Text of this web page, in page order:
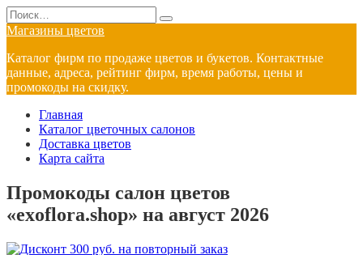
Перейти
к
содержанию
Search
for:
Магазины цветов
Каталог фирм по продаже цветов и букетов. Контактные
данные, адреса, рейтинг фирм, время работы, цены и
промокоды на скидку.
Главная
Каталог цветочных салонов
Доставка цветов
Карта сайта
Промокоды салон цветов
«exoflora.shop» на август 2026